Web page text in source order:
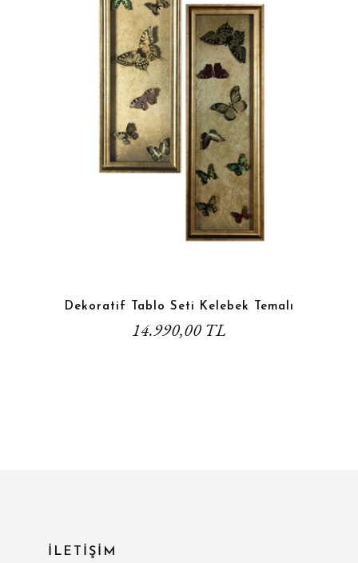
Dekoratif Tablo Seti Kelebek Temalı
14.990,00 TL
İLETİŞİM